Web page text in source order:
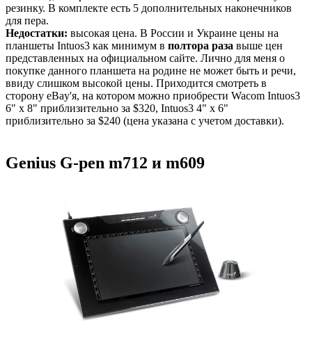
резинку. В комплекте есть 5 дополнительных наконечников
для пера.
Недостатки: высокая цена. В России и Украине цены на
планшеты Intuos3 как минимум в полтора раза выше цен
представленных на официальном сайте. Лично для меня о
покупке данного планшета на родине не может быть и речи,
ввиду слишком высокой цены. Приходится смотреть в
сторону eBay'я, на котором можно приобрести Wacom Intuos3
6" x 8" приблизительно за $320, Intuos3 4" x 6"
приблизительно за $240 (цена указана с учетом доставки).
Genius G-pen m712 и m609